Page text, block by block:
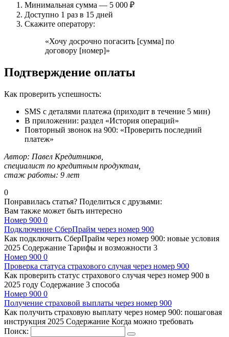
Минимальная сумма — 5 000 ₽
Доступно 1 раз в 15 дней
Скажите оператору:
«Хочу досрочно погасить [сумма] по
договору [номер]»
Подтверждение оплаты
Как проверить успешность:
SMS с деталями платежа (приходит в течение 5 мин)
В приложении: раздел «История операций»
Повторный звонок на 900: «Проверить последний
платеж»
Автор: Павел Кредитников,
специалист по кредитным продуктам,
стаж работы: 9 лет
0
Понравилась статья? Поделиться с друзьями:
Вам также может быть интересно
Номер 900 0
Подключение СберПрайм через номер 900
Как подключить СберПрайм через номер 900: новые условия
2025 Содержание Тарифы и возможности 3
Номер 900 0
Проверка статуса страхового случая через номер 900
Как проверить статус страхового случая через номер 900 в
2025 году Содержание 3 способа
Номер 900 0
Получение страховой выплаты через номер 900
Как получить страховую выплату через номер 900: пошаговая
инструкция 2025 Содержание Когда можно требовать
Поиск: